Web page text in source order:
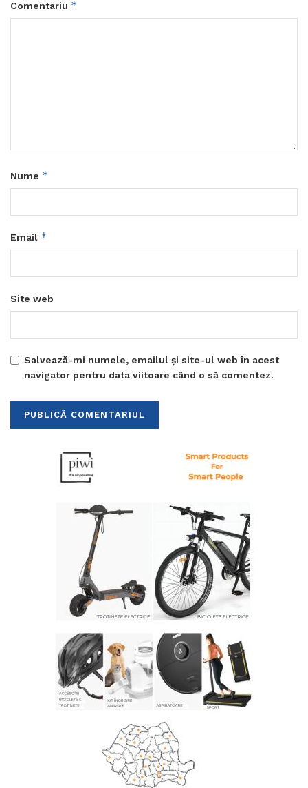
Comentariu *
Nume *
Email *
Site web
Salvează-mi numele, emailul și site-ul web în acest
navigator pentru data viitoare când o să comentez.